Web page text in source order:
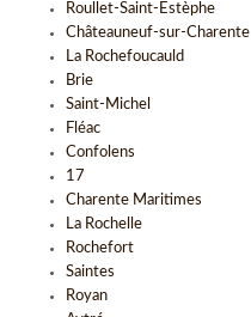
Roullet-Saint-Estèphe
Châteauneuf-sur-Charente
La Rochefoucauld
Brie
Saint-Michel
Fléac
Confolens
17
Charente Maritimes
La Rochelle
Rochefort
Saintes
Royan